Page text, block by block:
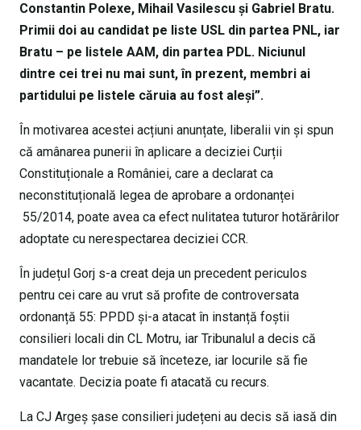
Constantin Polexe, Mihail Vasilescu și Gabriel Bratu.
Primii doi au candidat pe liste USL din partea PNL, iar
Bratu – pe listele AAM, din partea PDL. Niciunul
dintre cei trei nu mai sunt, în prezent, membri ai
partidului pe listele căruia au fost aleși”.
În motivarea acestei acțiuni anunțate, liberalii vin și spun
că amânarea punerii în aplicare a deciziei Curții
Constituționale a României, care a declarat ca
neconstituțională legea de aprobare a ordonanței
55/2014, poate avea ca efect nulitatea tuturor hotărârilor
adoptate cu nerespectarea deciziei CCR.
În județul Gorj s-a creat deja un precedent periculos
pentru cei care au vrut să profite de controversata
ordonanță 55: PPDD și-a atacat în instanță foștii
consilieri locali din CL Motru, iar Tribunalul a decis că
mandatele lor trebuie să înceteze, iar locurile să fie
vacantate. Decizia poate fi atacată cu recurs.
La CJ Argeș șase consilieri județeni au decis să iasă din